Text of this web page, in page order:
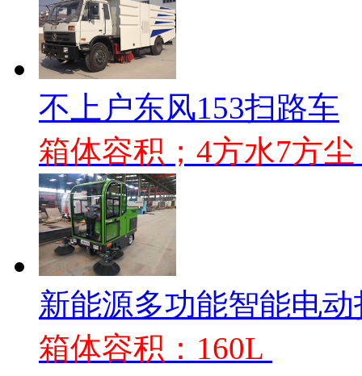
不上户东风153扫路车
箱体容积；4方水7方尘
新能源多功能智能电
箱体容积：160L